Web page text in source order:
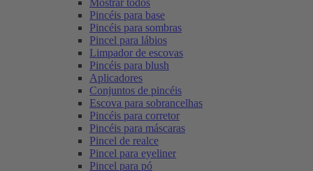
Mostrar todos
Pincéis para base
Pincéis para sombras
Pincel para lábios
Limpador de escovas
Pincéis para blush
Aplicadores
Conjuntos de pincéis
Escova para sobrancelhas
Pincéis para corretor
Pincéis para máscaras
Pincel de realce
Pincel para eyeliner
Pincel para pó